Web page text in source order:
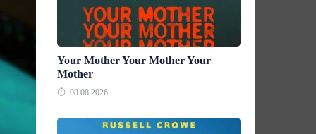
Your Mother Your Mother Your
Mother
08.08.2026.